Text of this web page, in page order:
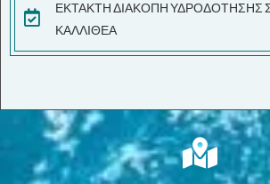
ΕΚΤΑΚΤΗ ΔΙΑΚΟΠΗ ΥΔΡΟΔΟΤΗΣΗΣ
ΚΑΛΛΙΘΕΑ